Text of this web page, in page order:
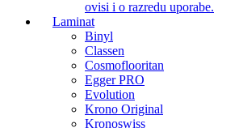
ovisi i o razredu uporabe.
Laminat
Binyl
Classen
Cosmoflooritan
Egger PRO
Evolution
Krono Original
Kronoswiss